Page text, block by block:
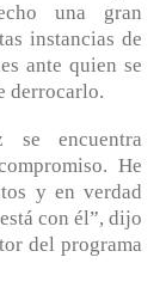
una gran
instancias de
ante quien se
derrocarlo.
se encuentra
He
y en verdad
con él”, dijo
del programa